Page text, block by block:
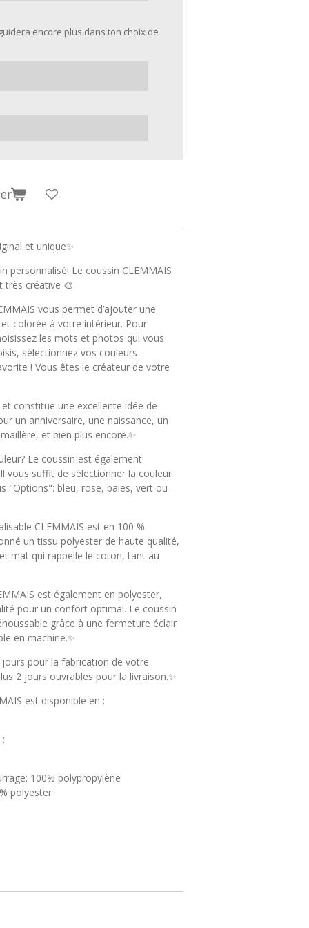
encore plus dans ton choix de
et unique✨
personnalisé! Le coussin CLEMMAIS
très créative 🎨
vous permet d’ajouter une
colorée à votre intérieur. Pour
les mots et photos qui vous
sélectionnez vos couleurs
! Vous êtes le créateur de votre
constitue une excellente idée de
un anniversaire, une naissance, un
et bien plus encore.✨
Le coussin est également
vous suffit de sélectionner la couleur
"Options": bleu, rose, baies, vert ou
CLEMMAIS est en 100 %
un tissu polyester de haute qualité,
mat qui rappelle le coton, tant au
est également en polyester,
pour un confort optimal. Le coussin
grâce à une fermeture éclair
en machine.✨
pour la fabrication de votre
2 jours ouvrables pour la livraison.✨
est disponible en :
100% polypropylène
polyester